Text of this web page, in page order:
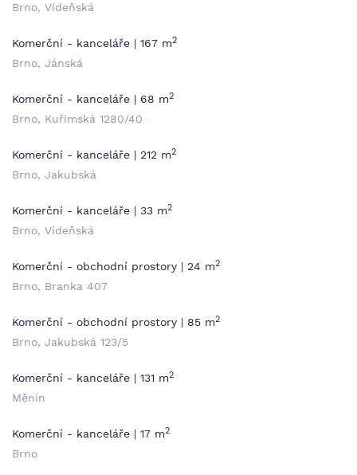
Brno, Vídeňská
Komerční - kanceláře | 167 m2
Brno, Jánská
Komerční - kanceláře | 68 m2
Brno, Kuřimská 1280/40
Komerční - kanceláře | 212 m2
Brno, Jakubská
Komerční - kanceláře | 33 m2
Brno, Vídeňská
Komerční - obchodní prostory | 24 m2
Brno, Branka 407
Komerční - obchodní prostory | 85 m2
Brno, Jakubská 123/5
Komerční - kanceláře | 131 m2
Měnín
Komerční - kanceláře | 17 m2
Brno